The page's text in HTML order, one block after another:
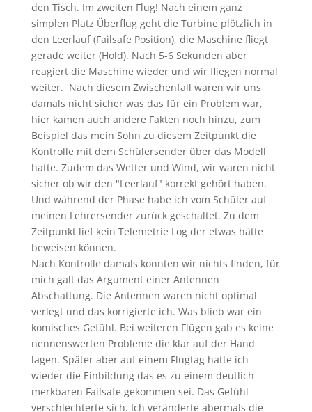
den Tisch. Im zweiten Flug! Nach einem ganz
simplen Platz Überflug geht die Turbine plötzlich in
den Leerlauf (Failsafe Position), die Maschine fliegt
gerade weiter (Hold). Nach 5-6 Sekunden aber
reagiert die Maschine wieder und wir fliegen normal
weiter. Nach diesem Zwischenfall waren wir uns
damals nicht sicher was das für ein Problem war,
hier kamen auch andere Fakten noch hinzu, zum
Beispiel das mein Sohn zu diesem Zeitpunkt die
Kontrolle mit dem Schülersender über das Modell
hatte. Zudem das Wetter und Wind, wir waren nicht
sicher ob wir den "Leerlauf" korrekt gehört haben.
Und während der Phase habe ich vom Schüler auf
meinen Lehrersender zurück geschaltet. Zu dem
Zeitpunkt lief kein Telemetrie Log der etwas hätte
beweisen können.
Nach Kontrolle damals konnten wir nichts finden, für
mich galt das Argument einer Antennen
Abschattung. Die Antennen waren nicht optimal
verlegt und das korrigierte ich. Was blieb war ein
komisches Gefühl. Bei weiteren Flügen gab es keine
nennenswerten Probleme die klar auf der Hand
lagen. Später aber auf einem Flugtag hatte ich
wieder die Einbildung das es zu einem deutlich
merkbaren Failsafe gekommen sei. Das Gefühl
verschlechterte sich. Ich veränderte abermals die